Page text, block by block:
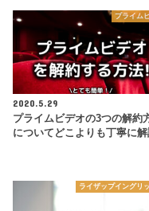
プライム
2020.5.29
プライムビデオの3つの解約
についてどこよりも丁寧に解
ライザップイングリ